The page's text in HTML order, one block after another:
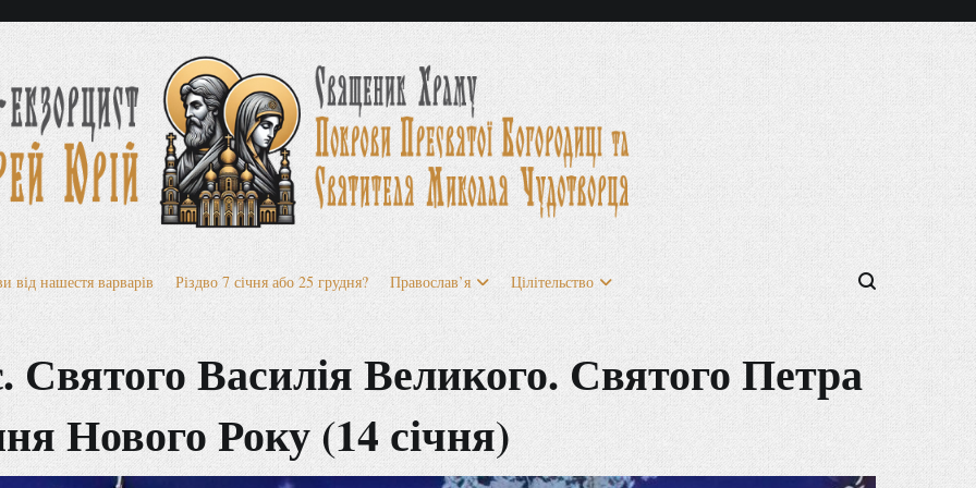
Юрій
та його Мироточивої ікони
від нашестя варварів Різдво 7 січня або 25 грудня? Православ’я Цілітельство
Святого Василія Великого. Святого Петра
Нового Року (14 січня)